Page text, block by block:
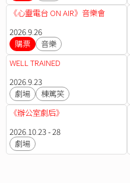
《心靈電台 ON AIR》音樂會
2026.9.26
購票
音樂
WELL TRAINED
2026.9.23
劇場
棟篤笑
《辦公室劇后》
2026.10.23 - 28
劇場